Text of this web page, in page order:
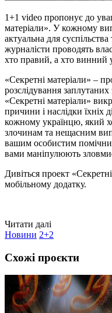
1+1 video пропонує до
матеріали». У кожному
актуальна для суспільства
журналісти проводять
хто правий, а хто винний
«Секретні матеріали» –
розслідування
«Секретні матеріали»
причини і наслідки їхніх
кожному українцю, який
злочинам та нещасним
вашим особистим
вами маніпулюють
Дивіться проект
мобільному додатку.
Читати далі
Новини 2+2
Схожі проєкти